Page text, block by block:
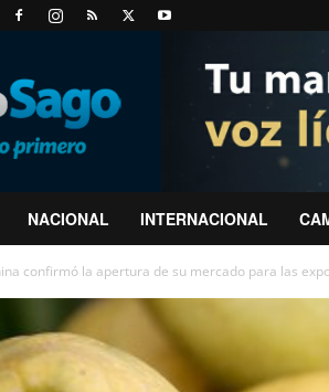
NACIONAL INTERNACIONAL
confirmó la apertura de su mercado para las